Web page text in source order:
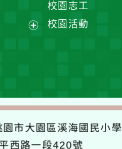
單
校園志工
校園活動
園市大園區溪海國民小學
西路一段420號